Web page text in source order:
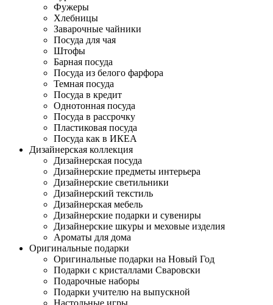
Фужеры
Хлебницы
Заварочные чайники
Посуда для чая
Штофы
Барная посуда
Посуда из белого фарфора
Темная посуда
Посуда в кредит
Однотонная посуда
Посуда в рассрочку
Пластиковая посуда
Посуда как в ИКЕА
Дизайнерская коллекция
Дизайнерская посуда
Дизайнерские предметы интерьера
Дизайнерские светильники
Дизайнерский текстиль
Дизайнерская мебель
Дизайнерские подарки и сувениры
Дизайнерские шкуры и меховые изделия
Ароматы для дома
Оригинальные подарки
Оригинальные подарки на Новый Год
Подарки с кристаллами Сваровски
Подарочные наборы
Подарки учителю на выпускной
Настольные игры